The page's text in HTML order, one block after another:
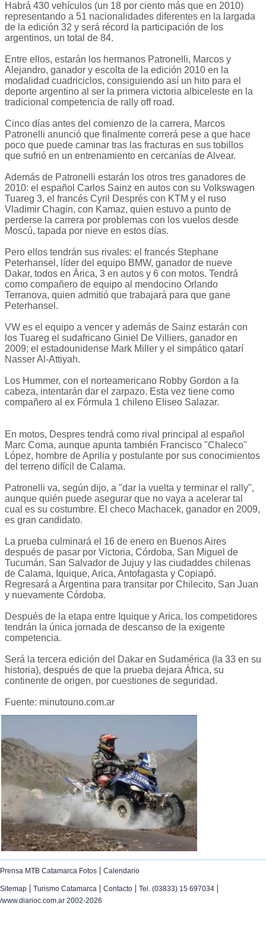
Habrá 430 vehículos (un 18 por ciento más que en 2010)
representando a 51 nacionalidades diferentes en la largada
de la edición 32 y será récord la participación de los
argentinos, un total de 84.
Entre ellos, estarán los hermanos Patronelli, Marcos y
Alejandro, ganador y escolta de la edición 2010 en la
modalidad cuadriciclos, consiguiendo así un hito para el
deporte argentino al ser la primera victoria albiceleste en la
tradicional competencia de rally off road.
Cinco días antes del comienzo de la carrera, Marcos
Patronelli anunció que finalmente correrá pese a que hace
poco que puede caminar tras las fracturas en sus tobillos
que sufrió en un entrenamiento en cercanías de Alvear.
Además de Patronelli estarán los otros tres ganadores de
2010: el español Carlos Sainz en autos con su Volkswagen
Tuareg 3, el francés Cyril Després con KTM y el ruso
Vladimir Chagin, con Kamaz, quien estuvo a punto de
perderse la carrera por problemas con los vuelos desde
Moscú, tapada por nieve en estos días.
Pero ellos tendrán sus rivales: el francés Stephane
Peterhansel, líder del equipo BMW, ganador de nueve
Dakar, todos en Árica, 3 en autos y 6 con motos. Tendrá
como compañero de equipo al mendocino Orlando
Terranova, quien admitió que trabajará para que gane
Peterhansel.
VW es el equipo a vencer y además de Sainz estarán con
los Tuareg el sudafricano Giniel De Villiers, ganador en
2009; el estadounidense Mark Miller y el simpático qatarí
Nasser Al-Attiyah.
Los Hummer, con el norteamericano Robby Gordon a la
cabeza, intentarán dar el zarpazo. Esta vez tiene como
compañero al ex Fórmula 1 chileno Eliseo Salazar.
En motos, Despres tendrá como rival principal al español
Marc Coma, aunque apunta también Francisco "Chaleco"
López, hombre de Aprilia y postulante por sus conocimientos
del terreno difícil de Calama.
Patronelli va, según dijo, a "dar la vuelta y terminar el rally",
aunque quién puede asegurar que no vaya a acelerar tal
cual es su costumbre. El checo Machacek, ganador en 2009,
es gran candidato.
La prueba culminará el 16 de enero en Buenos Aires
después de pasar por Victoria, Córdoba, San Miguel de
Tucumán, San Salvador de Jujuy y las ciudaddes chilenas
de Calama, Iquique, Arica, Antofagasta y Copiapó.
Regresará a Argentina para transitar por Chilecito, San Juan
y nuevamente Córdoba.
Después de la etapa entre Iquique y Arica, los competidores
tendrán la única jornada de descanso de la exigente
competencia.
Será la tercera edición del Dakar en Sudamérica (la 33 en su
historia), después de que la prueba dejara África, su
continente de origen, por cuestiones de seguridad.
Fuente: minutouno.com.ar
Prensa MTB Catamarca Fotos | Calendario
Sitemap | Turismo Catamarca | Contacto | Tel. (03833) 15 697034 |
/www.diarioc.com.ar 2002-2026